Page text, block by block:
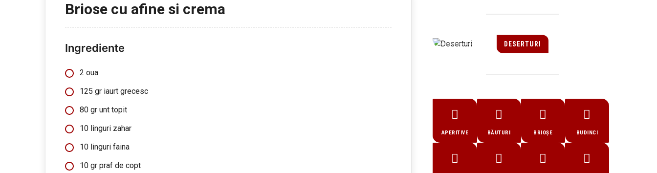
Briose cu afine si crema
Ingrediente
2 oua
125 gr iaurt grecesc
80 gr unt topit
10 linguri zahar
10 linguri faina
10 gr praf de copt
DESERTURI
APERITIVE BĂUTURI BRIOȘE BUDINCI